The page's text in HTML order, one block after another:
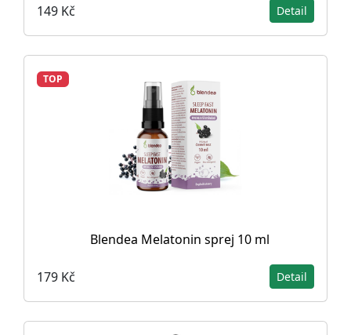
149 Kč Detail
TOP
Blendea Melatonin sprej 10 ml
179 Kč Detail